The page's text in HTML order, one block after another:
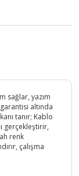
sağlar, yazım
garantisi altında
tanır; Kablo
gerçekleştirir,
renk
çalışma